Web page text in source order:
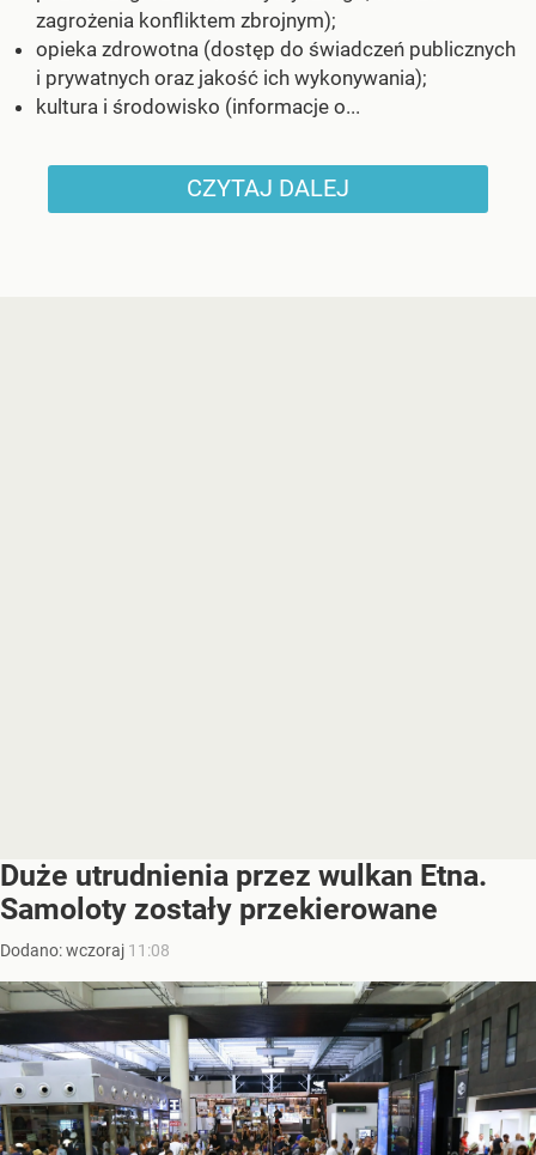
zagrożenia konfliktem zbrojnym);
opieka zdrowotna (dostęp do świadczeń publicznych
i prywatnych oraz jakość ich wykonywania);
kultura i środowisko (informacje o...
CZYTAJ DALEJ
Duże utrudnienia przez wulkan Etna.
Samoloty zostały przekierowane
Dodano:wczoraj 11:08